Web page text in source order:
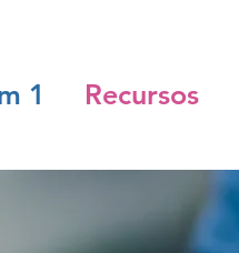
1 Recursos